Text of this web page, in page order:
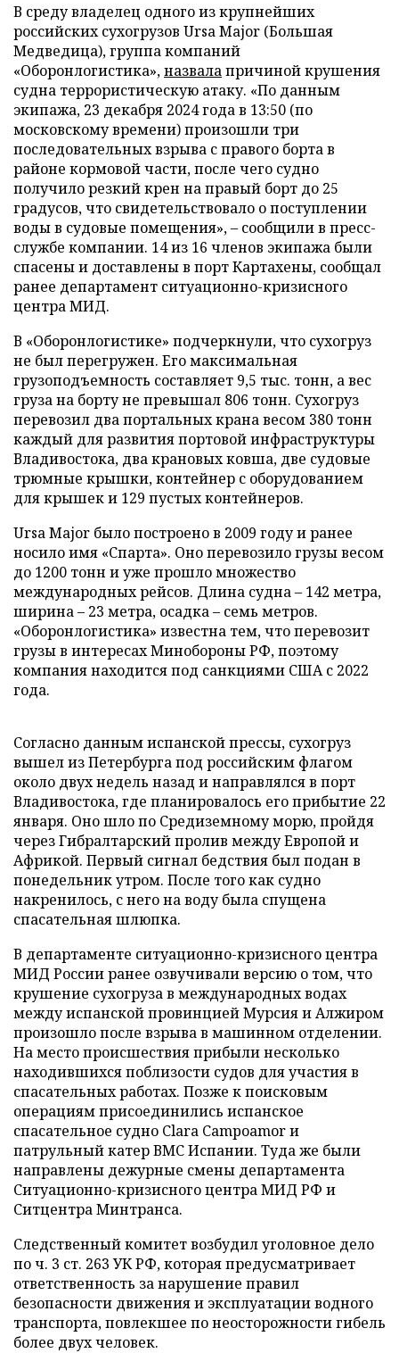
В среду владелец одного из крупнейших
российских сухогрузов Ursa Major (Большая
Медведица), группа компаний
«Оборонлогистика»,назвалапричиной крушения
судна террористическую атаку. «По данным
экипажа, 23 декабря 2024 года в 13:50 (по
московскому времени) произошли три
последовательных взрыва с правого борта в
районе кормовой части, после чего судно
получило резкий крен на правый борт до 25
градусов, что свидетельствовало о поступлении
воды в судовые помещения», – сообщили в пресс-
службе компании. 14 из 16 членов экипажа были
спасены и доставлены в порт Картахены, сообщал
ранее департамент ситуационно-кризисного
центра МИД.
В «Оборонлогистике» подчеркнули, что сухогруз
не был перегружен. Его максимальная
грузоподъемность составляет 9,5 тыс. тонн, а вес
груза на борту не превышал 806 тонн. Сухогруз
перевозил два портальных крана весом 380 тонн
каждый для развития портовой инфраструктуры
Владивостока, два крановых ковша, две судовые
трюмные крышки, контейнер с оборудованием
для крышек и 129 пустых контейнеров.
Ursa Major было построено в 2009 году и ранее
носило имя «Спарта». Оно перевозило грузы весом
до 1200 тонн и уже прошло множество
международных рейсов. Длина судна – 142 метра,
ширина – 23 метра, осадка – семь метров.
«Оборонлогистика» известна тем, что перевозит
грузы в интересах Минобороны РФ, поэтому
компания находится под санкциями США с 2022
года.
Согласно данным испанской прессы, сухогруз
вышел из Петербурга под российским флагом
около двух недель назад и направлялся в порт
Владивостока, где планировалось его прибытие 22
января. Оно шло по Средиземному морю, пройдя
через Гибралтарский пролив между Европой и
Африкой. Первый сигнал бедствия был подан в
понедельник утром. После того как судно
накренилось, с него на воду была спущена
спасательная шлюпка.
В департаменте ситуационно-кризисного центра
МИД России ранее озвучивали версию о том, что
крушение сухогруза в международных водах
между испанской провинцией Мурсия и Алжиром
произошло после взрыва в машинном отделении.
На место происшествия прибыли несколько
находившихся поблизости судов для участия в
спасательных работах. Позже к поисковым
операциям присоединились испанское
спасательное судно Clara Campoamor и
патрульный катер ВМС Испании. Туда же были
направлены дежурные смены департамента
Ситуационно-кризисного центра МИД РФ и
Ситцентра Минтранса.
Следственный комитет возбудил уголовное дело
по ч. 3 ст. 263 УК РФ, которая предусматривает
ответственность за нарушение правил
безопасности движения и эксплуатации водного
транспорта, повлекшее по неосторожности гибель
более двух человек.